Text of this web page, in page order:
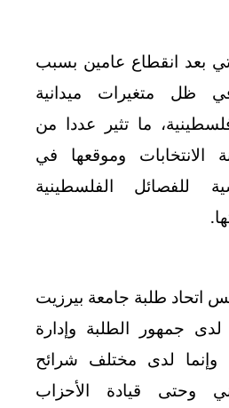
بعد انقطاع عامين بسبب
ظل متغيرات ميدانية
ما تثير عددا من
الانتخابات وموقعها في
للفصائل الفلسطينية
اتحاد طلبة جامعة بيرزيت
لدى جمهور الطلبة وإدارة
وإنما لدى مختلف شرائح
وحتى قيادة الأحزاب